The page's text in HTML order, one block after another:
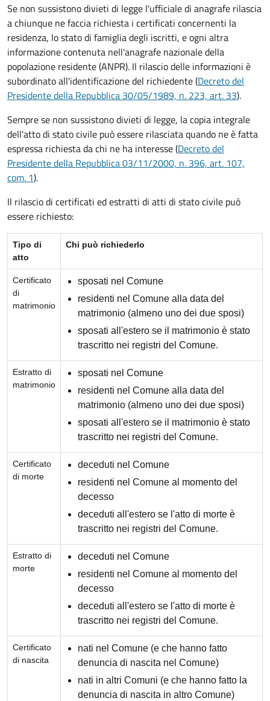
Se non sussistono divieti di legge l'ufficiale di anagrafe rilascia
a chiunque ne faccia richiesta i certificati concernenti la
residenza, lo stato di famiglia degli iscritti, e ogni altra
informazione contenuta nell'anagrafe nazionale della
popolazione residente (ANPR). Il rilascio delle informazioni è
subordinato all'identificazione del richiedente (Decreto del
Presidente della Repubblica 30/05/1989, n. 223, art. 33).
Sempre se non sussistono divieti di legge, la copia integrale
dell'atto di stato civile può essere rilasciata quando ne è fatta
espressa richiesta da chi ne ha interesse (Decreto del
Presidente della Repubblica 03/11/2000, n. 396, art. 107,
com. 1).
Il rilascio di certificati ed estratti di atti di stato civile può
essere richiesto:
Tipo di
atto
Chi può richiederlo
Certificato
di
matrimonio
sposati nel Comune
residenti nel Comune alla data del
matrimonio (almeno uno dei due sposi)
sposati all'estero se il matrimonio è stato
trascritto nei registri del Comune.
Estratto di
matrimonio
sposati nel Comune
residenti nel Comune alla data del
matrimonio (almeno uno dei due sposi)
sposati all'estero se il matrimonio è stato
trascritto nei registri del Comune.
Certificato
di morte
deceduti nel Comune
residenti nel Comune al momento del
decesso
deceduti all'estero se l'atto di morte è
trascritto nei registri del Comune.
Estratto di
morte
deceduti nel Comune
residenti nel Comune al momento del
decesso
deceduti all'estero se l'atto di morte è
trascritto nei registri del Comune.
Certificato
di nascita
nati nel Comune (e che hanno fatto
denuncia di nascita nel Comune)
nati in altri Comuni (e che hanno fatto la
denuncia di nascita in altro Comune)